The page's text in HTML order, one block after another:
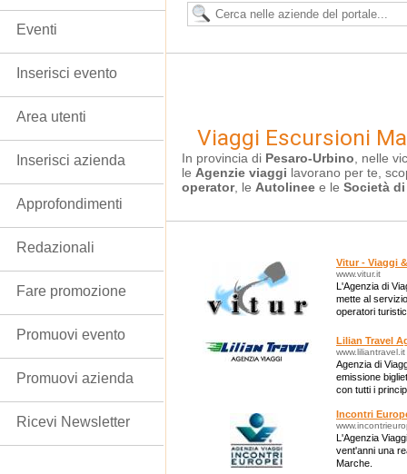
Viaggi Escursioni
In provincia di Pesaro-Urbino , nelle
le Agenzie viaggi lavorano per te,
operator, le Autolinee e le Società
Vitur - Viaggi
www.vitur.it
L'Agenzia di
mette al
operatori
Lilian Travel
www.liliantravel.it
Agenzia di
emissione
con tutti i
Incontri
L'Agenzia
vent'anni una
Marche.
Eventi
Inserisci evento
Area utenti
Inserisci azienda
Approfondimenti
Redazionali
Fare promozione
Promuovi evento
Promuovi azienda
Ricevi Newsletter